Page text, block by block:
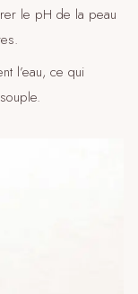
le pH de la peau
l’eau, ce qui